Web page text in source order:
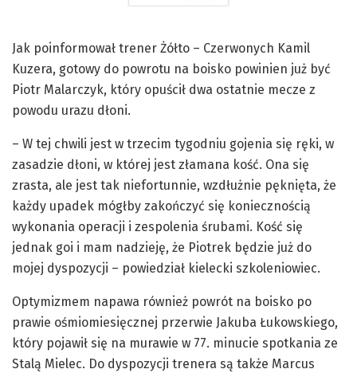
Jak poinformował trener Żółto – Czerwonych Kamil
Kuzera, gotowy do powrotu na boisko powinien już być
Piotr Malarczyk, który opuścił dwa ostatnie mecze z
powodu urazu dłoni.
– W tej chwili jest w trzecim tygodniu gojenia się ręki, w
zasadzie dłoni, w której jest złamana kość. Ona się
zrasta, ale jest tak niefortunnie, wzdłużnie pęknięta, że
każdy upadek mógłby zakończyć się koniecznością
wykonania operacji i zespolenia śrubami. Kość się
jednak goi i mam nadzieję, że Piotrek będzie już do
mojej dyspozycji – powiedział kielecki szkoleniowiec.
Optymizmem napawa również powrót na boisko po
prawie ośmiomiesięcznej przerwie Jakuba Łukowskiego,
który pojawił się na murawie w 77. minucie spotkania ze
Stalą Mielec. Do dyspozycji trenera są także Marcus